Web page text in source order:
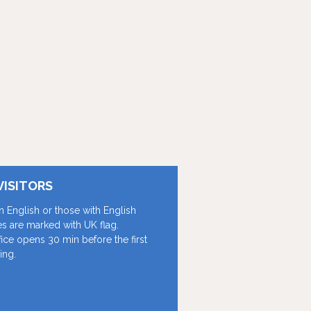
English or those with English
are marked with UK flag.
opens 30 min before the first